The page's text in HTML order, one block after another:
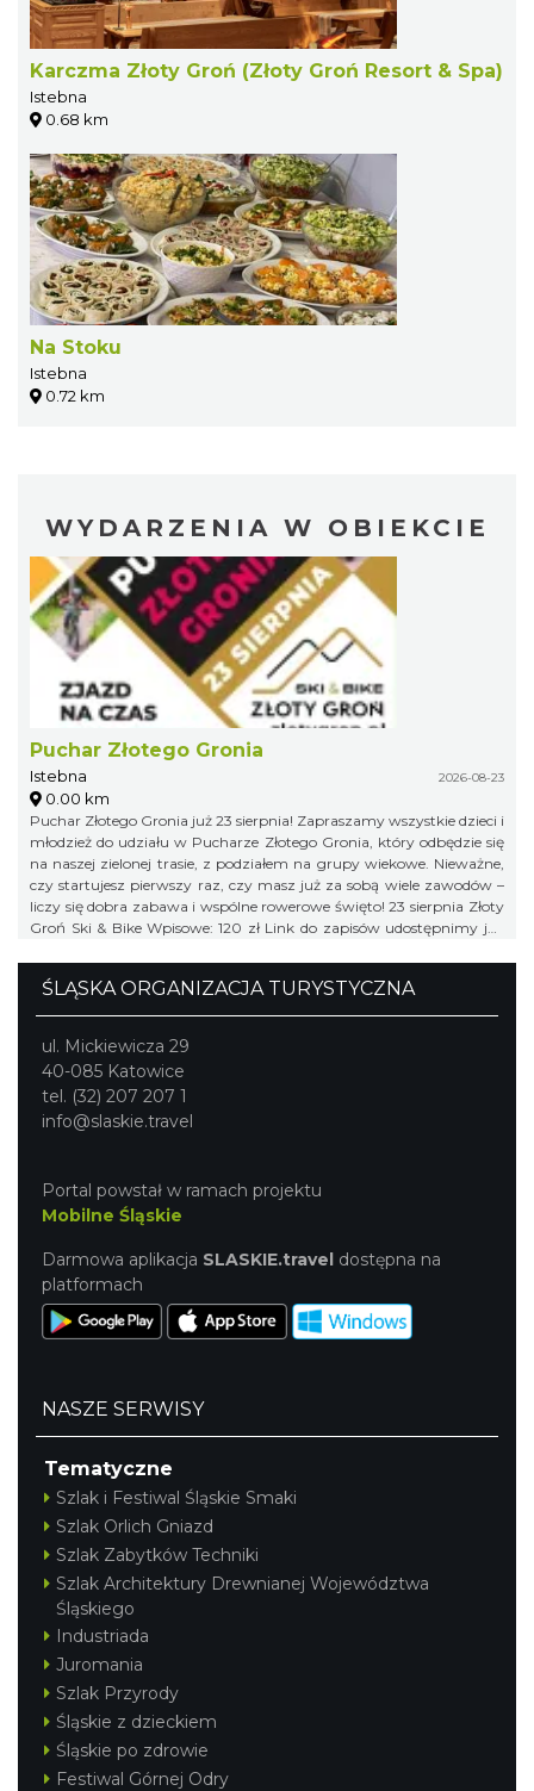
Karczma Złoty Groń (Złoty Groń Resort & Spa)
Istebna
0.68 km
Na Stoku
Istebna
0.72 km
WYDARZENIA W OBIEKCIE
Puchar Złotego Gronia
Istebna 2026-08-23
0.00 km
Puchar Złotego Gronia już 23 sierpnia! Zapraszamy wszystkie dzieci i
młodzież do udziału w Pucharze Złotego Gronia, który odbędzie się
na naszej zielonej trasie, z podziałem na grupy wiekowe. Nieważne,
czy startujesz pierwszy raz, czy masz już za sobą wiele zawodów –
liczy się dobra zabawa i wspólne rowerowe święto! 23 sierpnia Złoty
Groń Ski & Bike Wpisowe: 120 zł Link do zapisów udostępnimy już
ŚLĄSKA ORGANIZACJA TURYSTYCZNA
ul. Mickiewicza 29
40-085 Katowice
tel. (32) 207 207 1
info@slaskie.travel
Portal powstał w ramach projektu
Mobilne Śląskie
Darmowa aplikacja SLASKIE.travel dostępna na
platformach
NASZE SERWISY
Tematyczne
Szlak i Festiwal Śląskie Smaki
Szlak Orlich Gniazd
Szlak Zabytków Techniki
Szlak Architektury Drewnianej Województwa
Śląskiego
Industriada
Juromania
Szlak Przyrody
Śląskie z dzieckiem
Śląskie po zdrowie
Festiwal Górnej Odry